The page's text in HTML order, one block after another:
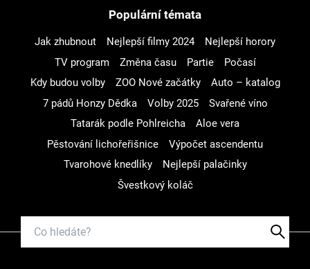
Populární témata
Jak zhubnout Nejlepší filmy 2024
Nejlepší horory
TV program
Změna času Partie
Počasí
Kdy budou volby
ZOO Nové začátky
Auto – katalog
7 pádů Honzy Dědka
Volby 2025
Svařené víno
Tatarák podle Pohlreicha
Aloe vera
Pěstování lichořeřišnice
Výpočet ascendentu
Tvarohové knedlíky
Nejlepší palačinky
Švestkový koláč